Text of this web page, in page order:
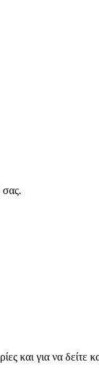
και για να δείτε